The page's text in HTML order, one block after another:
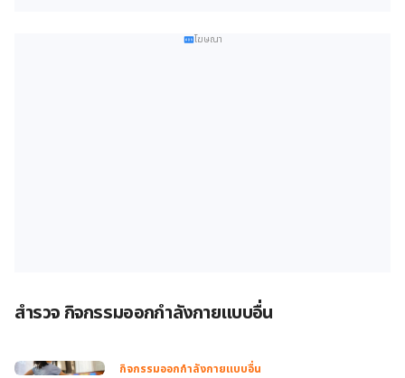
โฆษณา
สำรวจ กิจกรรมออกกำลังกายแบบอื่น
กิจกรรมออกกำลังกายแบบอื่น